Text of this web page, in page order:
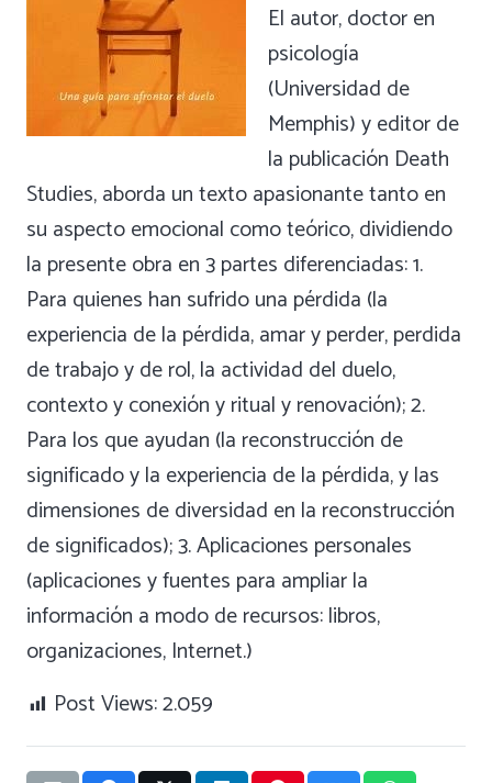
El autor, doctor en
psicología
(Universidad de
Memphis) y editor de
la publicación Death
Studies, aborda un texto apasionante tanto en
su aspecto emocional como teórico, dividiendo
la presente obra en 3 partes diferenciadas: 1.
Para quienes han sufrido una pérdida (la
experiencia de la pérdida, amar y perder, perdida
de trabajo y de rol, la actividad del duelo,
contexto y conexión y ritual y renovación); 2.
Para los que ayudan (la reconstrucción de
significado y la experiencia de la pérdida, y las
dimensiones de diversidad en la reconstrucción
de significados); 3. Aplicaciones personales
(aplicaciones y fuentes para ampliar la
información a modo de recursos: libros,
organizaciones, Internet.)
Post Views:2.059